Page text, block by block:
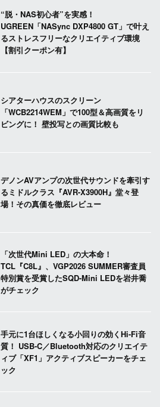
“脱・NAS初心者”を実感！
UGREEN「NASync DXP4800 GT」で叶え
るストレスフリーなクリエイティブ環境
【割引クーポン有】
シアターハウスのスクリーン
「WCB2214WEM」で100型＆高画質をリ
ビングに！ 壁投写との画質比較も
デノンAVアンプの次世代サウンドを牽引す
るミドルクラス『AVR-X3900H』堂々登
場！その真価を徹底レビュー
「次世代Mini LED」の大本命！
TCL『C8L』、VGP2026 SUMMER審査員
特別賞を受賞したSQD-Mini LEDを岩井喬
がチェック
手元に1台ほしくなる小回りの効くHi-Fi音
質！ USB-C／Bluetooth対応のクリエイテ
ィブ「XF1」アクティブスピーカーをチェ
ック